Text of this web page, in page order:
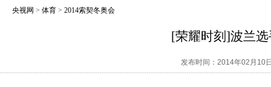
央视网 > 体育 > 2014索契冬奥会
[荣耀时刻]波兰
发布时间：2014年02月10